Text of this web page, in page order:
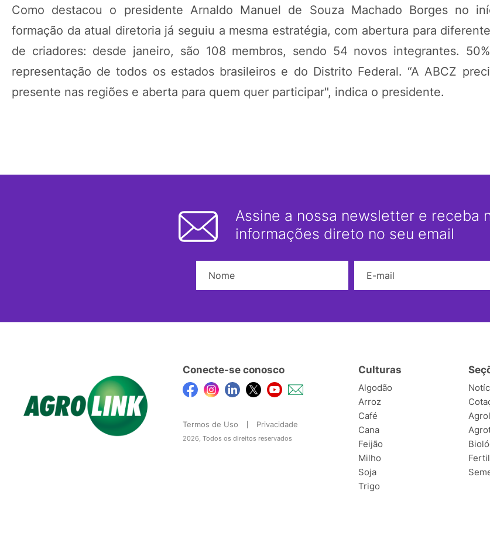
Como destacou o presidente Arnaldo Manuel de Souza Machado Borges no
formação da atual diretoria já seguiu a mesma estratégia, com abertura para
de criadores: desde janeiro, são 108 membros, sendo 54 novos integrantes.
representação de todos os estados brasileiros e do Distrito Federal. “A ABCZ
presente nas regiões e aberta para quem quer participar", indica o presidente.
Assine a nossa newsletter e receba
informações direto no seu email
Conecte-se conosco
Termos de Uso Privacidade
2026, Todos os direitos reservados
Culturas
Algodão
Arroz
Café
Cana
Feijão
Milho
Soja
Trigo